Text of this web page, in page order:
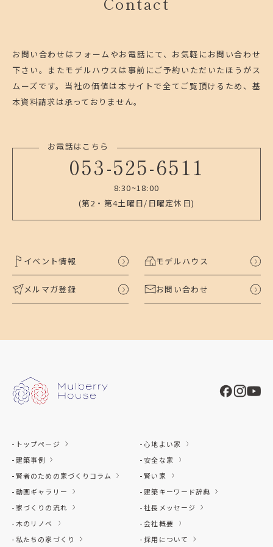
お問い合わせはフォームやお電話にて、お気軽にお問い合わせ
下さい。 またモデルハウスは事前にご予約いただいたほうがス
ムーズです。 当社の価値は本サイトで全てご覧頂けるため、基
本資料請求は承っておりません。
お電話はこちら
053-525-6511
8:30~18:00
(第2・第4土曜日/日曜定休日)
イベント情報 モデルハウス
メルマガ登録 お問い合わせ
トップページ
建築事例
賢者のための家づくりコラム
動画ギャラリー
家づくりの流れ
木のリノベ
私たちの家づくり
心地よい家
安全な家
賢い家
建築キーワード辞典
社長メッセージ
会社概要
採用について